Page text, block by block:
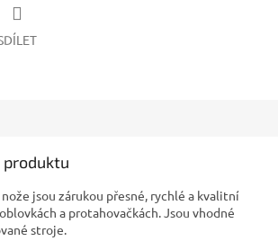
produktu
jsou zárukou přesné, rychlé a kvalitní
a protahovačkách. Jsou vhodné
stroje.